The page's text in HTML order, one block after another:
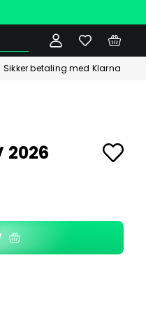
Søk
Sikker betaling med Klarna
2026